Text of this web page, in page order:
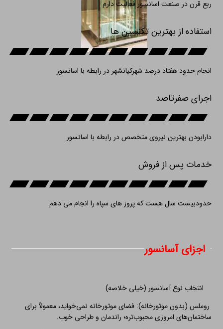
ربع قرن در صنعت اسانسور فعالیت دارم
استفاده از بهترین تکنسین ها
انجام حدود هفتاد درصد شهرکیانشهر در رابطه با اسانسور
اجرای صفرتاصد
دارابودن بهترین نیروی متخصص در رابطه با اسانسور
خدمات پس از فروش
حدودبیست سال هست که پروز های سپاه را انجام می دهم
اجزای آسانسور
انتخاب نوع آسانسور (خیلی خلاصه)
روملس (بدون موتورخانه): فضای موتورخانه نمی‌خواید، معمولاً برای
ساختمان‌های امروزی محبوب‌تره؛ راندمان و طراحی خوب.